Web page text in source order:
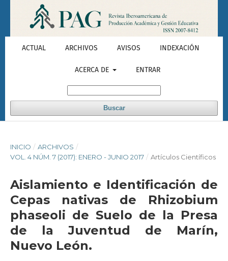
ACTUAL ARCHIVOS AVISOS INDEXACIÓN
ACERCA DE ENTRAR
Buscar
INICIO / ARCHIVOS /
VOL. 4 NÚM. 7 (2017): ENERO - JUNIO 2017 / Artículos Científicos
Aislamiento e Identificación de
Cepas nativas de Rhizobium
phaseoli de Suelo de la Presa
de la Juventud de Marín,
Nuevo León.